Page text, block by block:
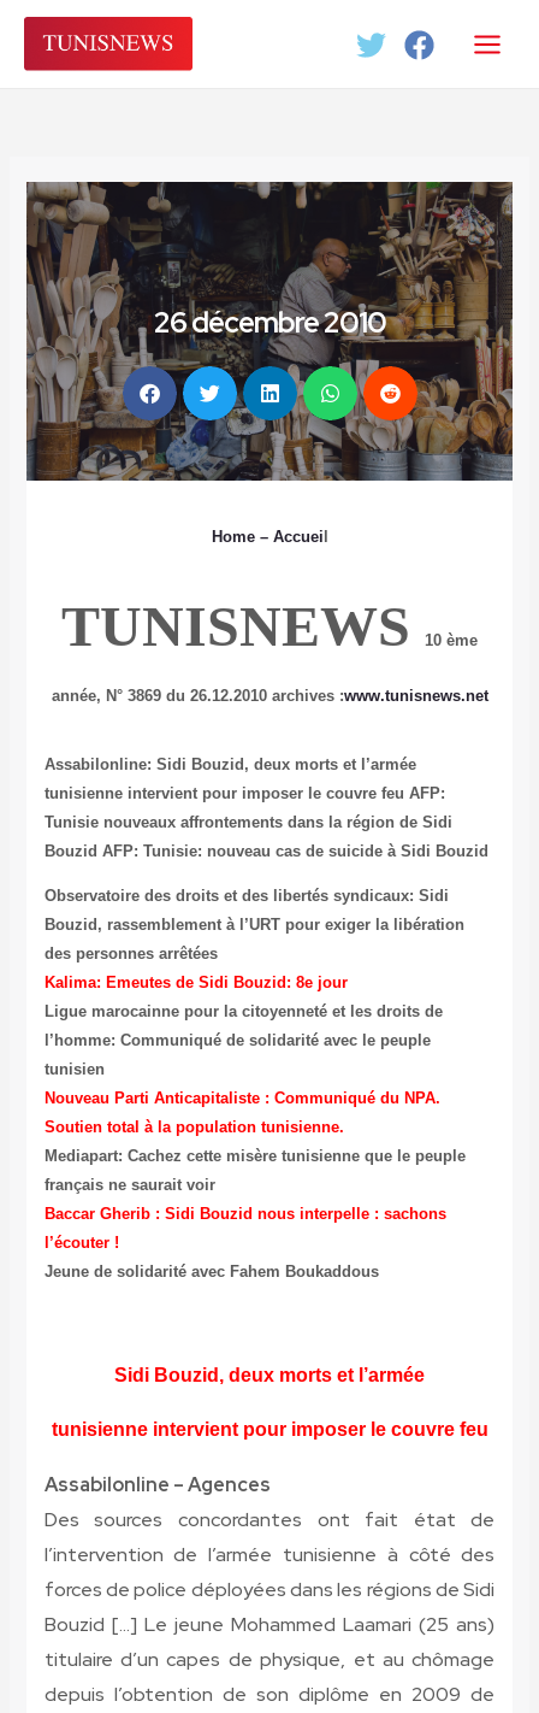
Aller
contenu
26 décembre 2010
Home– Accuei
TUNISNEWS 10 ème
année, N° 3869 du 26.12.2010 archives :www.tunisnews.net
Assabilonline: Sidi Bouzid, deux morts et l’armée
tunisienne intervient pour imposer le couvre feu AFP:
Tunisie nouveaux affrontements dans la région de Sidi
Bouzid AFP: Tunisie: nouveau cas de suicide à Sidi Bouzid
Observatoire des droits et des libertés syndicaux: Sidi
Bouzid, rassemblement à l’URT pour exiger la libération
des personnes arrêtées
Kalima: Emeutes de Sidi Bouzid: 8e jour
Ligue marocainne pour la citoyenneté et les droits de
l’homme: Communiqué de solidarité avec le peuple
tunisien
Nouveau Parti Anticapitaliste : Communiqué du NPA.
Soutien total à la population tunisienne.
Mediapart: Cachez cette misère tunisienne que le peuple
français ne saurait voir
Baccar Gherib : Sidi Bouzid nous interpelle : sachons
l’écouter !
Jeune de solidarité avec Fahem Boukaddous
Sidi Bouzid, deux morts et l’armée
tunisienne intervient pour imposer le couvre feu
Assabilonline – Agences
Des sources concordantes ont fait état de
l’intervention de l’armée tunisienne à côté des
forces de police déployées dans les régions de Sidi
Bouzid […] Le jeune Mohammed Laamari (25 ans)
titulaire d’un capes de physique, et au chômage
depuis l’obtention de son diplôme en 2009 de